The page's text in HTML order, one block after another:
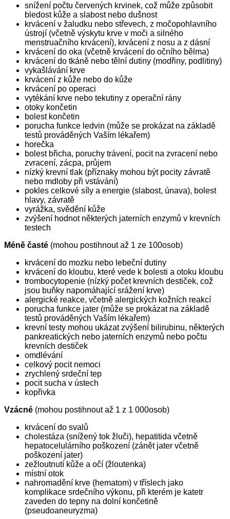
snížení počtu červených krvinek, což může způsobit
bledost kůže a slabost nebo dušnost
krvácení v žaludku nebo střevech, z močopohlavního
ústrojí (včetně výskytu krve v moči a silného
menstruačního krvácení), krvácení z nosu a z dásní
krvácení do oka (včetně krvácení do očního bělma)
krvácení do tkáně nebo tělní dutiny (modřiny, podlitiny)
vykašlávání krve
krvácení z kůže nebo do kůže
krvácení po operaci
vytékání krve nebo tekutiny z operační rány
otoky končetin
bolest končetin
porucha funkce ledvin (může se prokázat na základě
testů prováděných Vaším lékařem)
horečka
bolest břicha, poruchy trávení, pocit na zvracení nebo
zvracení, zácpa, průjem
nízký krevní tlak (příznaky mohou být pocity závratě
nebo mdloby při vstávání)
pokles celkové síly a energie (slabost, únava), bolest
hlavy, závratě
vyrážka, svědění kůže
zvýšení hodnot některých jaterních enzymů v krevních
testech
Méně časté (mohou postihnout až 1 ze 100osob)
krvácení do mozku nebo lebeční dutiny
krvácení do kloubu, které vede k bolesti a otoku kloubu
trombocytopenie (nízký počet krevních destiček, což
jsou buňky napomáhající srážení krve)
alergické reakce, včetně alergických kožních reakcí
porucha funkce jater (může se prokázat na základě
testů prováděných Vaším lékařem)
krevní testy mohou ukázat zvýšení bilirubinu, některých
pankreatických nebo jaterních enzymů nebo počtu
krevních destiček
omdlévání
celkový pocit nemoci
zrychlený srdeční tep
pocit sucha v ústech
kopřivka
Vzácné (mohou postihnout až 1 z 1 000osob)
krvácení do svalů
cholestáza (snížený tok žluči), hepatitida včetně
hepatocelulárního poškození (zánět jater včetně
poškození jater)
zežloutnutí kůže a očí (žloutenka)
místní otok
nahromadění krve (hematom) v tříslech jako
komplikace srdečního výkonu, při kterém je katetr
zaveden do tepny na dolní končetině
(pseudoaneuryzma)